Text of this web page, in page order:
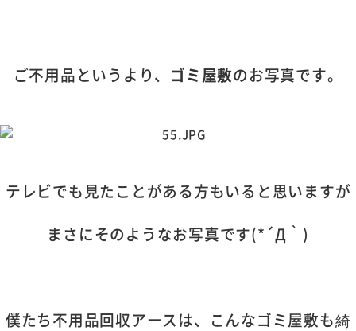
ご不用品というより、 ゴミ屋敷のお写真です。
テレビでも見たことがある方もいると思いますが
まさにそのようなお写真です(*´Д｀)
僕たち不用品回収アースは、こんなゴミ屋敷も綺